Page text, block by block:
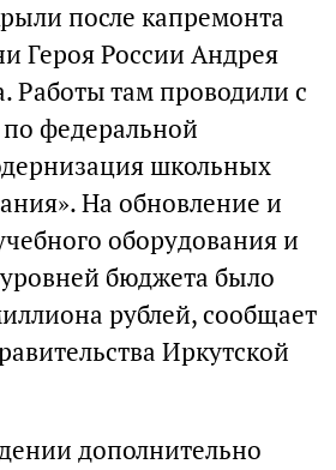
после капремонта
Героя России Андрея
Работы там проводили с
федеральной
школьных
На обновление и
оборудования и
бюджета было
рублей, сообщает
Иркутской
дополнительно